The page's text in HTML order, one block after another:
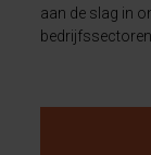
aan de slag in
bedrijfssectoren.